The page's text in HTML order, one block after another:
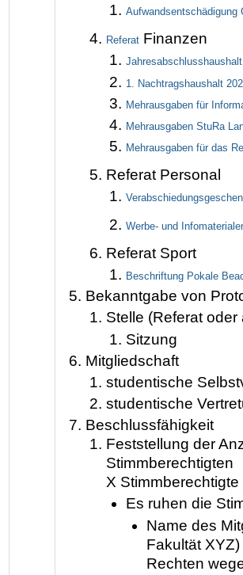
Aufwandsentschädigung
ReferatFinanzen
1. Nachtragshaushalt
Mehrausgaben für
Mehrausgaben StuRa
Mehrausgaben für das
Referat Personal
Werbe- und
Referat Sport
Beschriftung Pokale
Bekanntgabe von
Stelle (Referat oder
Sitzung
Mitgliedschaft
studentische
studentische
Beschlussfähigkeit
Feststellung der
Stimmberechtigten
X
Es ruhen die
Name des
Fakultät
Rechten